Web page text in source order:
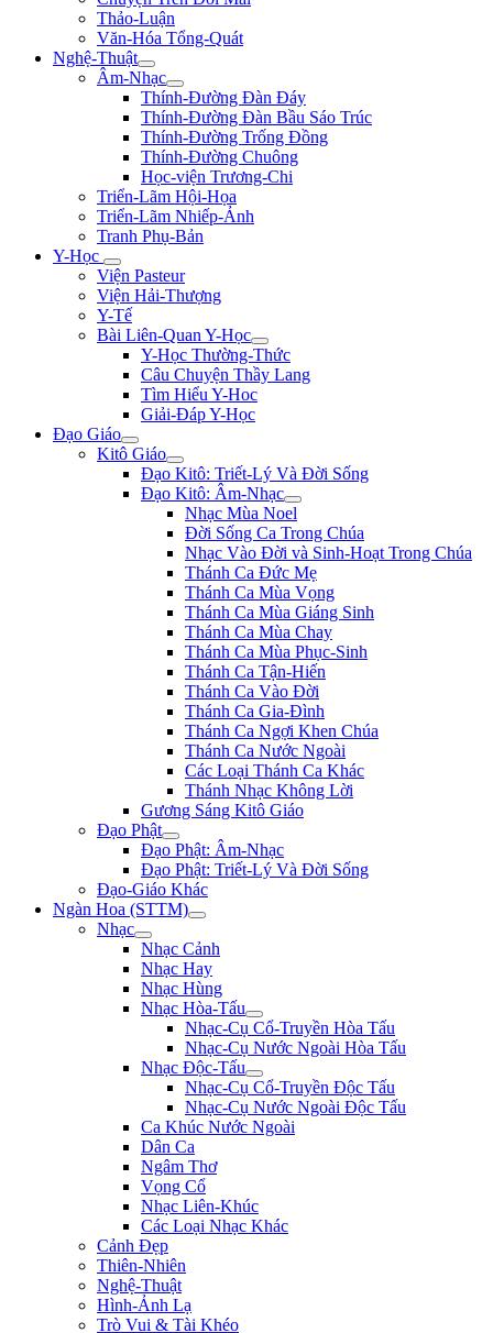
Thảo-Luận
Văn-Hóa Tổng-Quát
Nghệ-Thuật
Âm-Nhạc
Thính-Đường Đàn Đáy
Thính-Đường Đàn Bầu Sáo Trúc
Thính-Đường Trống Đồng
Thính-Đường Chuông
Học-viện Trương-Chi
Triển-Lãm Hội-Họa
Triển-Lãm Nhiếp-Ảnh
Tranh Phụ-Bản
Y-Học
Viện Pasteur
Viện Hải-Thượng
Y-Tế
Bài Liên-Quan Y-Học
Y-Học Thường-Thức
Câu Chuyện Thầy Lang
Tìm Hiểu Y-Hoc
Giải-Đáp Y-Học
Đạo Giáo
Kitô Giáo
Đạo Kitô: Triết-Lý Và Đời Sống
Đạo Kitô: Âm-Nhạc
Nhạc Mùa Noel
Đời Sống Ca Trong Chúa
Nhạc Vào Đời và Sinh-Hoạt Trong Chúa
Thánh Ca Đức Mẹ
Thánh Ca Mùa Vọng
Thánh Ca Mùa Giáng Sinh
Thánh Ca Mùa Chay
Thánh Ca Mùa Phục-Sinh
Thánh Ca Tận-Hiến
Thánh Ca Vào Đời
Thánh Ca Gia-Đình
Thánh Ca Ngợi Khen Chúa
Thánh Ca Nước Ngoài
Các Loại Thánh Ca Khác
Thánh Nhạc Không Lời
Gương Sáng Kitô Giáo
Đạo Phật
Đạo Phật: Âm-Nhạc
Đạo Phật: Triết-Lý Và Đời Sống
Đạo-Giáo Khác
Ngàn Hoa (STTM)
Nhạc
Nhạc Cảnh
Nhạc Hay
Nhạc Hùng
Nhạc Hòa-Tấu
Nhạc-Cụ Cổ-Truyền Hòa Tấu
Nhạc-Cụ Nước Ngoài Hòa Tấu
Nhạc Độc-Tấu
Nhạc-Cụ Cổ-Truyền Độc Tấu
Nhạc-Cụ Nước Ngoài Độc Tấu
Ca Khúc Nước Ngoài
Dân Ca
Ngâm Thơ
Vọng Cổ
Nhạc Liên-Khúc
Các Loại Nhạc Khác
Cảnh Đẹp
Thiên-Nhiên
Nghệ-Thuật
Hình-Ảnh Lạ
Trò Vui & Tài Khéo